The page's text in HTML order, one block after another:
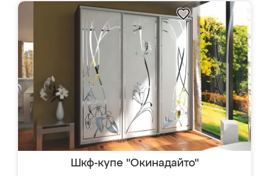
Шкф-купе "Окинадайто"